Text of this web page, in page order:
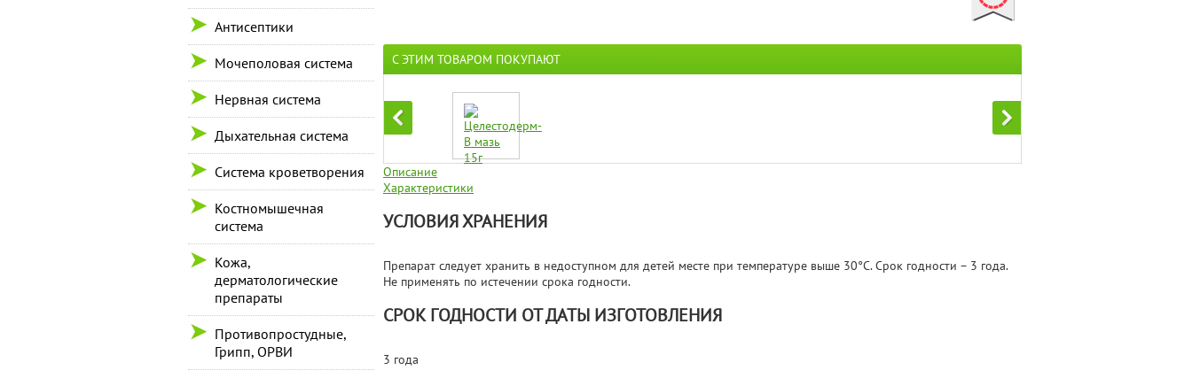
Антисептики
Мочеполовая система
Нервная система
Дыхательная система
Система кроветворения
Костномышечная
система
Кожа,
дерматологические
препараты
Противопростудные,
Грипп, ОРВИ
С ЭТИМ ТОВАРОМ ПОКУПАЮТ
Описание
Характеристики
УСЛОВИЯ ХРАНЕНИЯ
Препарат следует хранить в недоступном для детей месте при температуре выше 30°С. Срок годности – 3 года.
Не применять по истечении срока годности.
СРОК ГОДНОСТИ ОТ ДАТЫ ИЗГОТОВЛЕНИЯ
3 года